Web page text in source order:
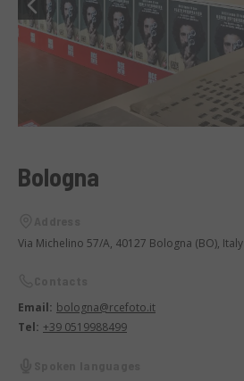
Bologna
Via Michelino 57/A, 40127 Bologna (BO), Italy
Email: bologna@rcefoto.it
Tel: +39 0519988499